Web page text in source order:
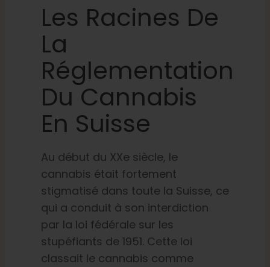
Les Racines De
La
Réglementation
Du Cannabis
En Suisse
Au début du XXe siècle, le
cannabis était fortement
stigmatisé dans toute la Suisse, ce
qui a conduit à son interdiction
par la loi fédérale sur les
stupéfiants de 1951. Cette loi
classait le cannabis comme